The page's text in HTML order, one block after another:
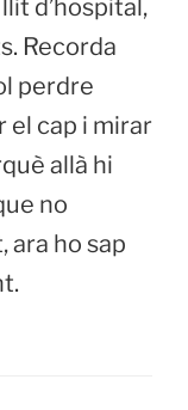
d’hospital,
Recorda
perdre
el cap i mirar
allà hi
no
ara ho sap